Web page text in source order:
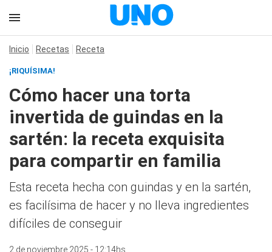
Inicio Recetas Receta
¡RIQUÍSIMA!
Cómo hacer una torta
invertida de guindas en la
sartén: la receta exquisita
para compartir en familia
Esta receta hecha con guindas y en la sartén,
es facilísima de hacer y no lleva ingredientes
difíciles de conseguir
2 de noviembre 2025 - 12:14hs